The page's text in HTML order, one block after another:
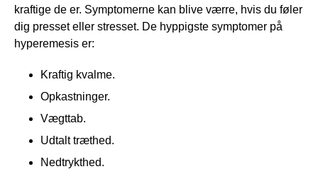
kraftige de er. Symptomerne kan blive værre, hvis du føler
dig presset eller stresset. De hyppigste symptomer på
hyperemesis er:
Kraftig kvalme.
Opkastninger.
Vægttab.
Udtalt træthed.
Nedtrykthed.